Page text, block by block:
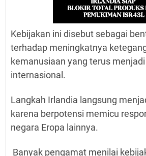
Kebijakan ini disebut sebagai
terhadap meningkatnya
kemanusiaan yang terus
internasional.
Langkah Irlandia langsung
karena berpotensi memicu
negara Eropa lainnya.
Banyak pengamat menilai